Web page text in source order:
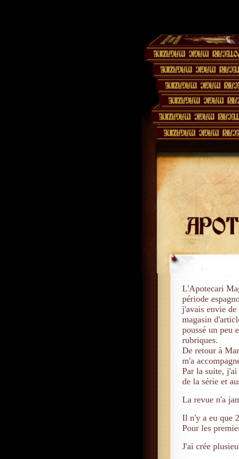
L'Apotecari
période
j'avais envie
magasin
poussé un peu
rubriques.
De retour à
m'a
Par la suite,
de la série et
La revue n'a
Il n'y a eu que
Pour les
J'ai crée